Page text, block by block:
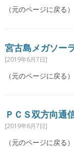
（元のページに戻る
宮古島メガソー
[2019年6月7日]
（元のページに戻る
ＰＣＳ双方向通
[2019年6月7日]
（元のページに戻る